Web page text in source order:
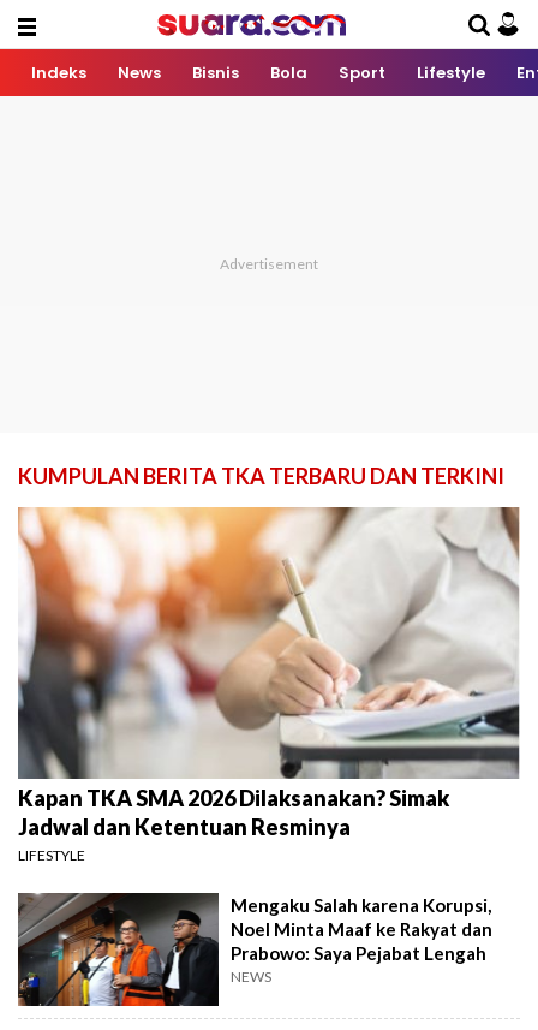
Indeks News Bisnis Bola Sport Lifestyle
KUMPULAN BERITA TKA TERBARU DAN TERKINI
Kapan TKA SMA 2026 Dilaksanakan? Simak
Jadwal dan Ketentuan Resminya
LIFESTYLE
Mengaku Salah karena Korupsi,
Noel Minta Maaf ke Rakyat dan
Prabowo: Saya Pejabat Lengah
NEWS